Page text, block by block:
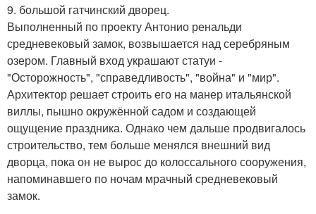
9. большой гатчинский дворец.
Выполненный по проекту Антонио ренальди
средневековый замок, возвышается над серебряным
озером. Главный вход украшают статуи -
"Осторожность", "справедливость", "война" и "мир".
Архитектор решает строить его на манер итальянской
виллы, пышно окружённой садом и создающей
ощущение праздника. Однако чем дальше продвигалось
строительство, тем больше менялся внешний вид
дворца, пока он не вырос до колоссального сооружения,
напоминавшего по ночам мрачный средневековый
замок.